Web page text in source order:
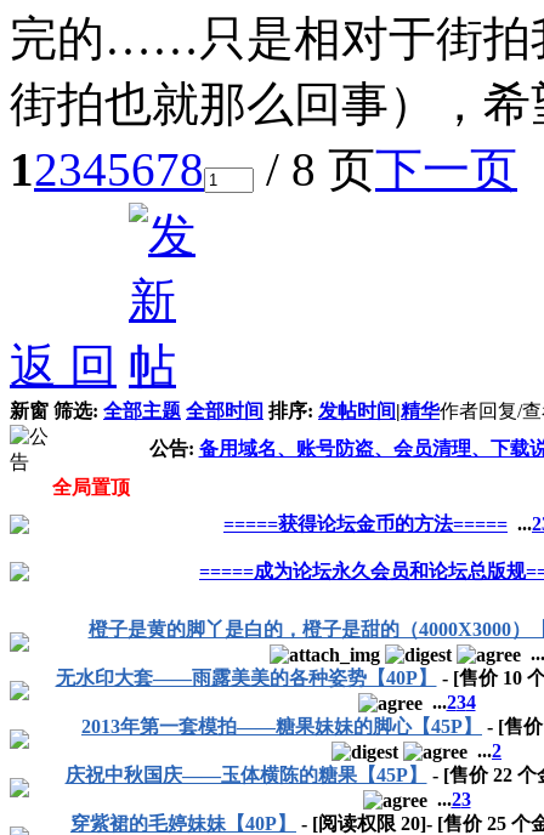
完的……只是相对于街拍
街拍也就那么回事），
12345678 / 8 页下一页
返 回
新窗 筛选: 全部主题 全部时间 排序: 发帖时间|精华作者回复/
公告: 备用域名、账号防盗、会员清理、下载
全局置顶
=====获得论坛金币的方法===== ...2
=====成为论坛永久会员和论坛总版规
橙子是黄的脚丫是白的，橙子是甜的（4000X3000）
...
无水印大套——雨露美美的各种姿势【40P】
- [售价 10
...234
2013年第一套模拍——糖果妹妹的脚心【45P】
- [售
...2
庆祝中秋国庆——玉体横陈的糖果【45P】
- [售价22个
...23
穿紫裙的毛婷妹妹【40P】
- [阅读权限 20]- [售价25 个